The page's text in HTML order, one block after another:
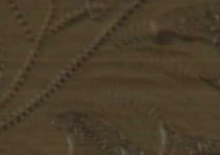
Impresos menores